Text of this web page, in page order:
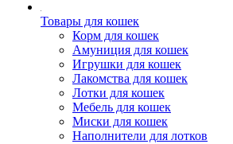
Товары для кошек
Корм для кошек
Амуниция для кошек
Игрушки для кошек
Лакомства для кошек
Лотки для кошек
Мебель для кошек
Миски для кошек
Наполнители для лотков